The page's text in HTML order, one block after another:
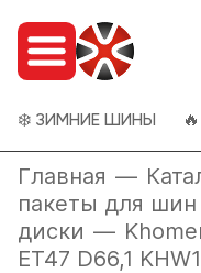
❄️ ЗИМНИЕ ШИНЫ
Главная —
пакеты для шин
диски —
ET47 D66,1